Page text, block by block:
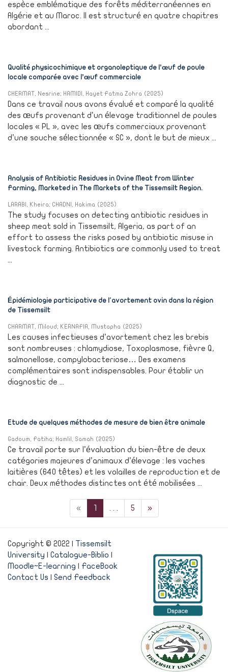
espèce emblématique des forêts méditerranéennes en
Algérie et au Maroc. Il est structuré en quatre chapitres
abordant ...
Qualité physicochimique et organoleptique de l’œuf de poule
locale comparée avec l’œuf commerciale
CHERMAT, Nesrine; HAMIDI, Hayet Fatma Zohra (2025)
Dans ce travail nous avons évalué et comparé la qualité
des œufs provenant d’un élevage traditionnel de poules
locales « PL », avec les œufs commerciaux provenant
d’une souche sélectionnée « SC », dont le but de mieux ...
Analysis of Antibiotic Residues in Ovine Meat from Winter
Farming, Marketed in The Markets of the Tissemsilt Region.
LARABI, Kheira; CHADNI, Hakima (2025)
The study focuses on detecting antibiotic residues in
sheep meat sold in Tissemsilt, Algeria, as part of an
effort to assess the risks posed by antibiotic misuse in
livestock farming. Antibiotics are commonly used to treat
...
Épidémiologie participative de l'avortement ovin dans la région
de Tissemsilt
CHARMAT, Miloud; KERNAFIA, Mustapha (2025)
Les causes infectieuses d’avortement chez les brebis
sont nombreuses : chlamydiose, Toxoplasmose, fièvre Q,
salmonellose, compylobacteriose… Des examens
complémentaires sont indispensables. Pour établir un
diagnostic de ...
Etude de quelques méthodes de mesure de bien être animale
Gadoum, Fatiha; Hamlil, Samah (2025)
Ce travail porte sur l’évaluation du bien-être de deux
catégories majeures d’animaux d’élevage : les vaches
laitières (640 têtes) et les volailles de reproduction et de
chair. Deux méthodes distinctes ont été mobilisées ...
« 1 . . . 5 »
Copyright © 2022 | Tissemsilt
University
Catalogue-Biblio
Moodle~E-learning
FaceBook
Contact Us
Send Feedback